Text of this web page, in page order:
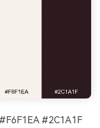
#2C1A1F